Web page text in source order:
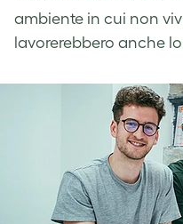
ambiente in cui non
lavorerebbero anche